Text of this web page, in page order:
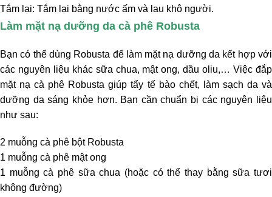
Tắm lại: Tắm lại bằng nước ấm và lau khô người.
Làm mặt nạ dưỡng da cà phê Robusta
Bạn có thể dùng Robusta để làm mặt nạ dưỡng da kết hợp với
các nguyên liệu khác sữa chua, mật ong, dầu oliu,… Việc đắp
mặt nạ cà phê Robusta giúp tẩy tế bào chết, làm sạch da và
dưỡng da sáng khỏe hơn. Bạn cần chuẩn bị các nguyên liệu
như sau:
2 muỗng cà phê bột Robusta
1 muỗng cà phê mật ong
1 muỗng cà phê sữa chua (hoặc có thể thay bằng sữa tươi
không đường)